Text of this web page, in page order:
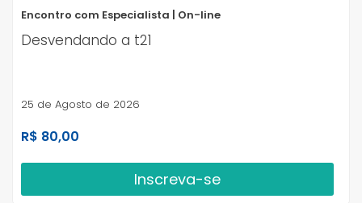
Encontro com Especialista | On-line
Desvendando a t21
25 de Agosto de 2026
R$ 80,00
Inscreva-se